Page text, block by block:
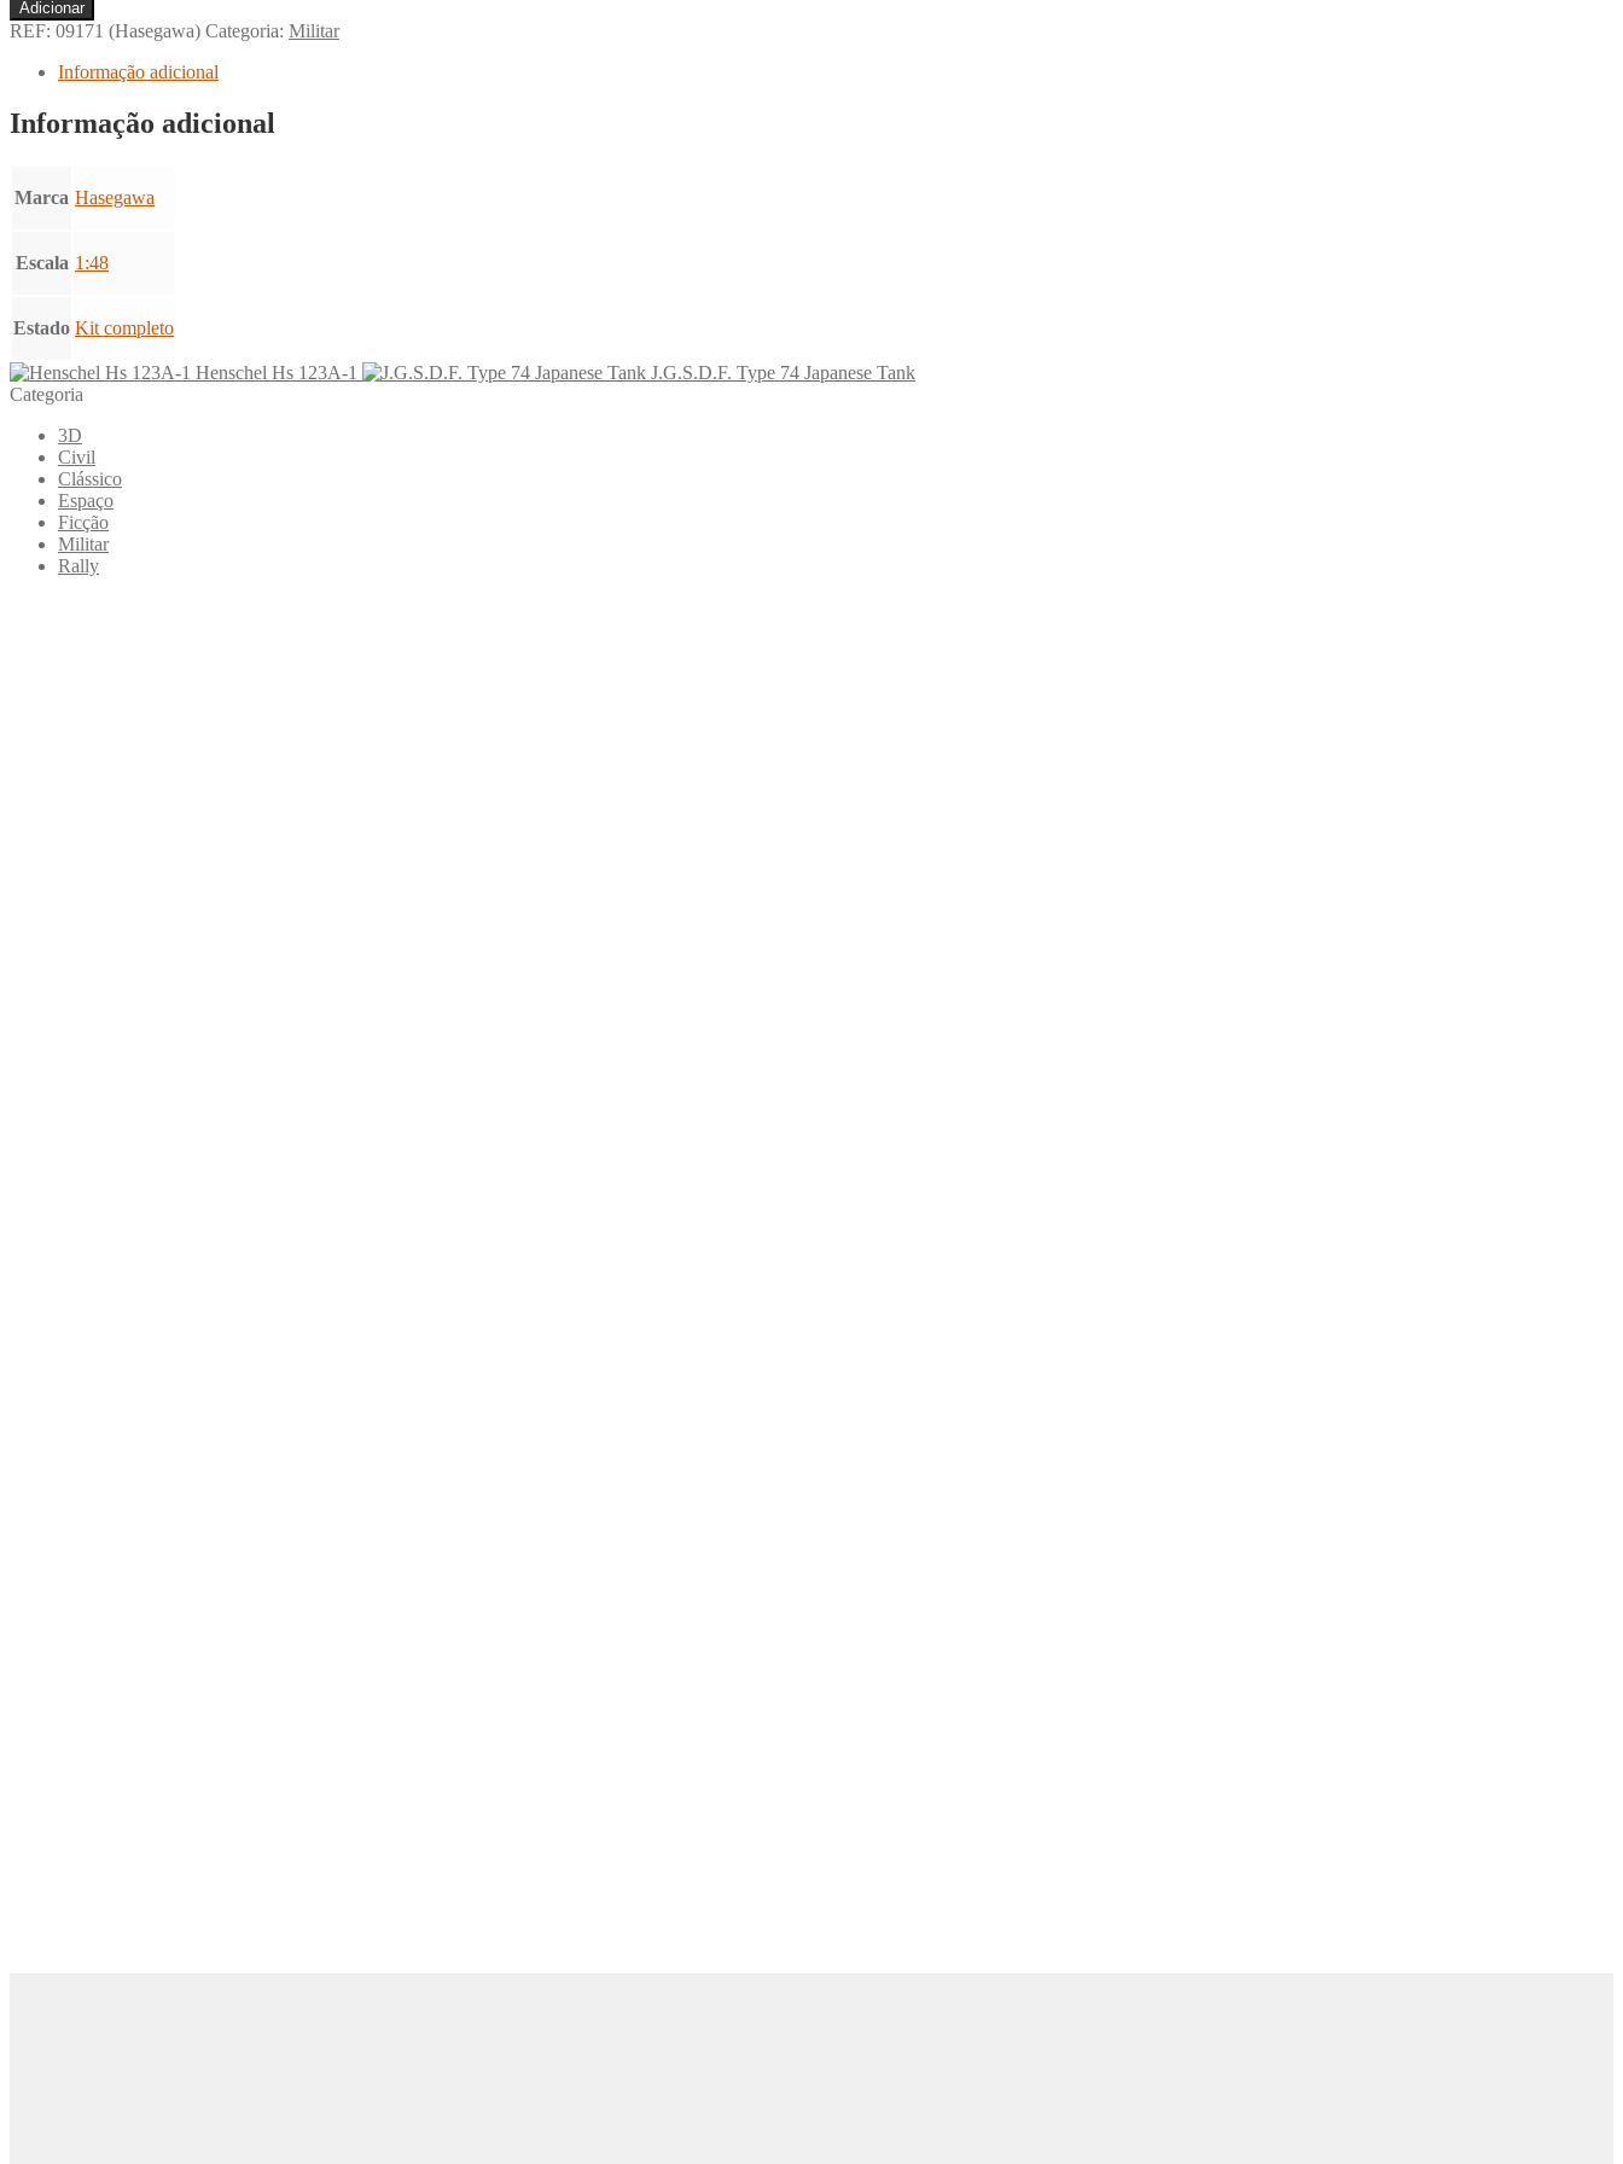
de
Ju87B-
4
Stuka
Adicionar
REF: 09171 (Hasegawa) Categoria: Militar
Informação adicional
Informação adicional
Marca Hasegawa
Escala 1:48
Estado Kit completo
Henschel Hs 123A-1
J.G.S.D.F. Type 74 Japanese Tank
Categoria
3D
Civil
Clássico
Espaço
Ficção
Militar
Rally